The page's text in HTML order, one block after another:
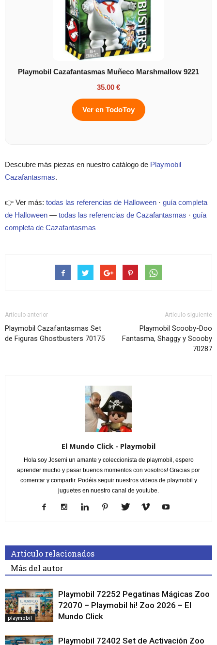
Playmobil Cazafantasmas Muñeco Marshmallow 9221
35.00 €
Ver en TodoToy
Descubre más piezas en nuestro catálogo de Playmobil
Cazafantasmas.
👉 Ver más: todas las referencias de Halloween · guía completa
de Halloween — todas las referencias de Cazafantasmas · guía
completa de Cazafantasmas
Artículo anterior
Playmobil Cazafantasmas Set
de Figuras Ghostbusters 70175
Artículo siguiente
Playmobil Scooby-Doo
Fantasma, Shaggy y Scooby
70287
El Mundo Click - Playmobil
Hola soy Josemi un amante y coleccionista de playmobil, espero
aprender mucho y pasar buenos momentos con vosotros! Gracias por
comentar y compartir. Podéis seguir nuestros videos de playmobil y
juguetes en nuestro canal de youtube.
Artículo relacionados
Más del autor
playmobil
Playmobil 72252 Pegatinas Mágicas Zoo
72070 – Playmobil hi! Zoo 2026 – El
Mundo Click
Playmobil 72402 Set de Activación Zoo